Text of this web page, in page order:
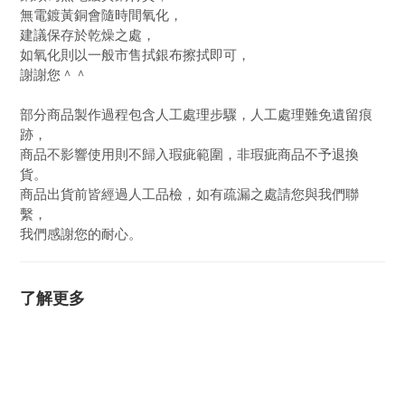
無電鍍黃銅會隨時間氧化，
建議保存於乾燥之處，
如氧化則以一般市售拭銀布擦拭即可，
謝謝您＾＾
部分商品製作過程包含人工處理步驟，人工處理難免遺留痕
跡，
商品不影響使用則不歸入瑕疵範圍，非瑕疵商品不予退換
貨。
商品出貨前皆經過人工品檢，如有疏漏之處請您與我們聯
繫，
我們感謝您的耐心。
了解更多